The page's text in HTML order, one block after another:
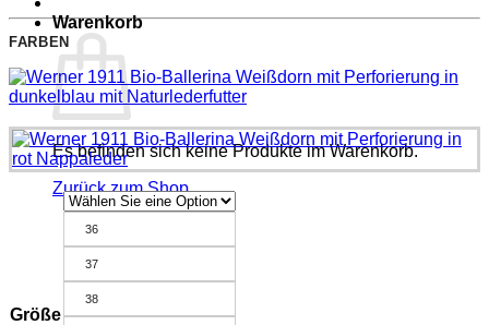
Warenkorb
Es befinden sich keine Produkte im Warenkorb.
Zurück zum Shop
FARBEN
Größe
36
37
38